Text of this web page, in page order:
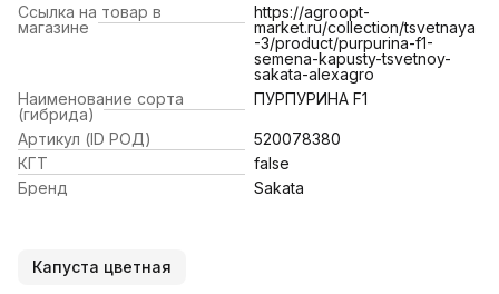
Ссылка на товар в
магазине
https://agroopt-
market.ru/collection/tsvetnaya
-3/product/purpurina-f1-
semena-kapusty-tsvetnoy-
sakata-alexagro
Наименование сорта
(гибрида)
ПУРПУРИНА F1
Артикул (ID РОД)
520078380
КГТ
false
Бренд
Sakata
Капуста цветная